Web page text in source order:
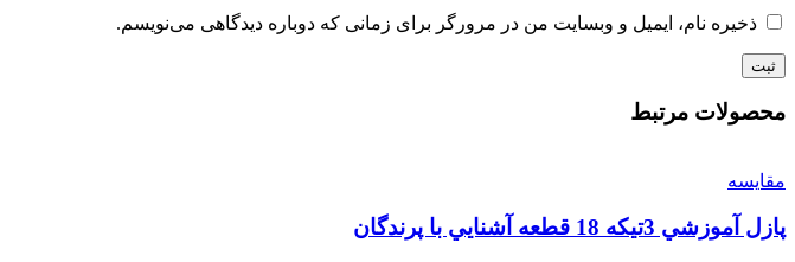
ذخیره نام، ایمیل و وبسایت من در مرورگر برای زمانی که دوباره دیدگاهی می‌نویسم.
محصولات مرتبط
مقایسه
پازل آموزشي 3تيكه 18 قطعه آشنايي با پرندگان